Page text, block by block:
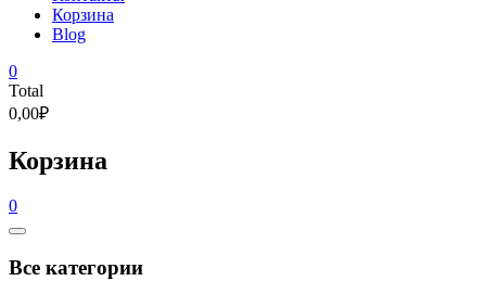
Корзина
Blog
0
Total
0,00₽
Корзина
0
Catalog
Все категории